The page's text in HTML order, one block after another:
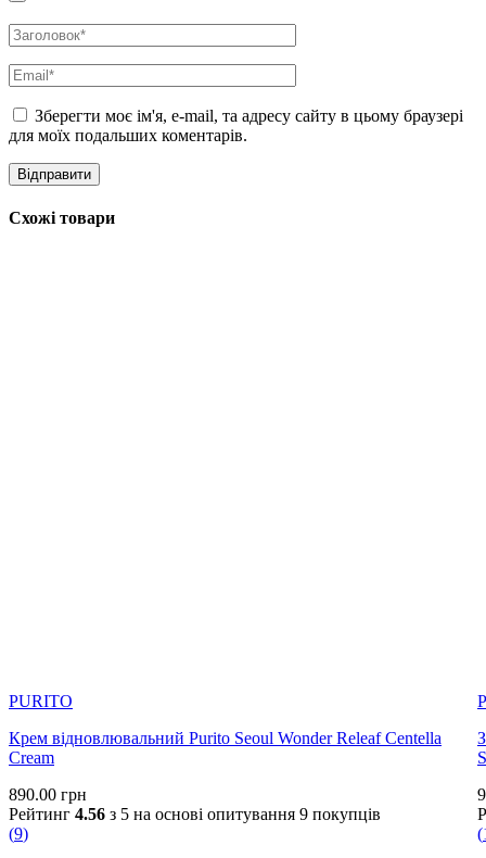
Спосіб використання:нанести 2-3 краплі серуму на очищену
та тонізовану шкіру. Поступово розподілити, уникаючи шкіру
навколо очей.
4. Крем Round Lab Birch Juice Moisturizing Cream
Зволожуючий крем для чутливої ​​шкіри з березовим соком
Round Lab Birch Juice Moisturizing Cream
шкірою. Крем заспокоює подразнення та почервоніння, має
Зберегти моє ім'я, e-mail, та адресу сайту в цьому браузері
для моїх подальших коментарів.
Схожі товари
PURITO
Крем відновлювальний Purito Seoul Wonder Releaf Centella
Cream
890.00 грн
Рейтинг 4.56 з 5 на основі опитування 9 покупців
(9)
(